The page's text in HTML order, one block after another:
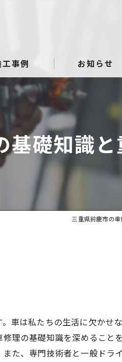
工事例 お知らせ
基礎知識
三重県鈴鹿市の
車は私たちの生活に欠かせ
理の基礎知識を深めるこ
た、専門技術者と一般ドラ